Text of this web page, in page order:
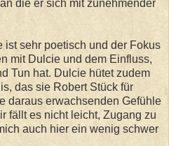
die er sich mit zunehmender
ist sehr poetisch und der Fokus
mit Dulcie und dem Einfluss,
Tun hat. Dulcie hütet zudem
das sie Robert Stück für
daraus erwachsenden Gefühle
fällt es nicht leicht, Zugang zu
auch hier ein wenig schwer